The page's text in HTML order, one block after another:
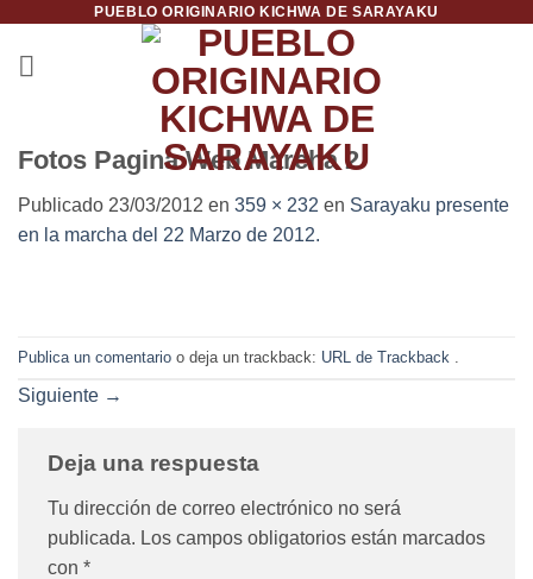
contenido
PUEBLO ORIGINARIO KICHWA DE SARAYAKU
Fotos Pagina Web Marcha 2
Publicado 23/03/2012 en 359 × 232 en Sarayaku presente
en la marcha del 22 Marzo de 2012.
Publica un comentario o deja un trackback: URL de Trackback
Siguiente →
Deja una respuesta
Tu dirección de correo electrónico no será
publicada. Los campos obligatorios están marcados
con *